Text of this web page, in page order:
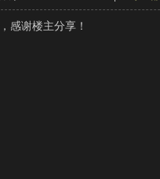
感谢楼主分享！